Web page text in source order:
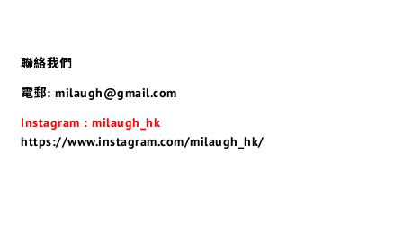
聯絡我們
電郵: milaugh@gmail.com
Instagram : milaugh_hk
https://www.instagram.com/milaugh_hk/